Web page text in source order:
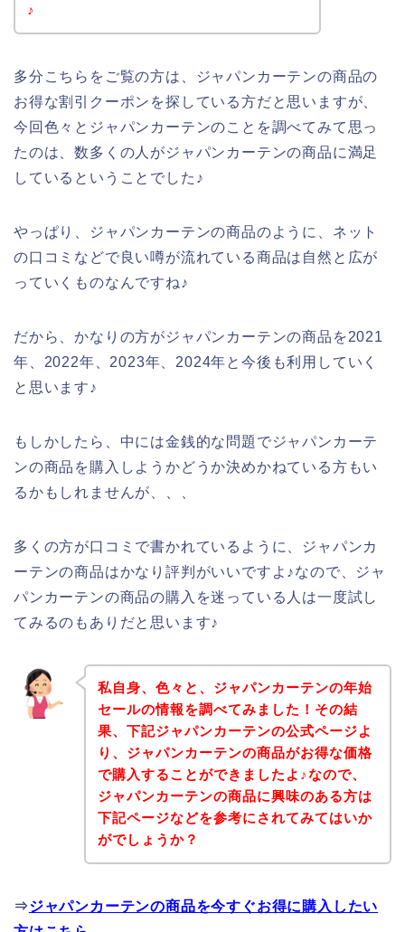
♪
多分こちらをご覧の方は、ジャパンカーテンの商品の
お得な割引クーポンを探している方だと思いますが、
今回色々とジャパンカーテンのことを調べてみて思っ
たのは、数多くの人がジャパンカーテンの商品に満足
しているということでした♪
やっぱり、ジャパンカーテンの商品のように、ネット
の口コミなどで良い噂が流れている商品は自然と広が
っていくものなんですね♪
だから、かなりの方がジャパンカーテンの商品を2021
年、2022年、2023年、2024年と今後も利用していく
と思います♪
もしかしたら、中には金銭的な問題でジャパンカーテ
ンの商品を購入しようかどうか決めかねている方もい
るかもしれませんが、、、
多くの方が口コミで書かれているように、ジャパンカ
ーテンの商品はかなり評判がいいですよ♪なので、ジャ
パンカーテンの商品の購入を迷っている人は一度試し
てみるのもありだと思います♪
私自身、色々と、ジャパンカーテンの年始
セールの情報を調べてみました！その結
果、下記ジャパンカーテンの公式ページよ
り、ジャパンカーテンの商品がお得な価格
で購入することができましたよ♪なので、
ジャパンカーテンの商品に興味のある方は
下記ページなどを参考にされてみてはいか
がでしょうか？
⇒ジャパンカーテンの商品を今すぐお得に購入したい